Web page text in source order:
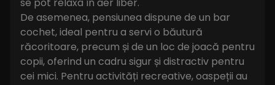
De asemenea, pensiunea dispune de un bar
cochet, ideal pentru a servi o băutură
răcoritoare, precum și de un loc de joacă pentru
copii, oferind un cadru sigur și distractiv pentru
cei mici. Pentru activități recreative, oaspeții au